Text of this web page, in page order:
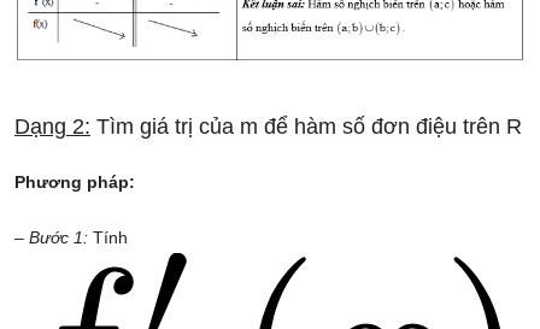
Dạng 2: Tìm giá trị của m để hàm số đơn điệu trên R
Phương pháp:
– Bước 1: Tính